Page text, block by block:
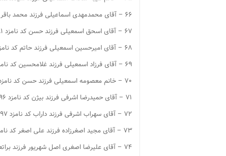
۶۶ – آقای محمدمهدی اسماعیلی فرزند محمد باقر کد نامزد ۱۶۷۵
۶۷ – آقای اسحق اسمعیلی فرزند حسن کد نامزد ۱۶۸۱
۶۸ – آقای امیرحسین اسمعیلی فرزند حاتم کد نامزد ۱۶۸۲
۶۹ – آقای فرزاد اسمعیلی فرزند غلامحسین کد نامزد ۱۶۸۵
۷۰ – خانم معصومه اسمعیلی فرزند حسن کد نامزد ۱۶۸۶
۷۱ – آقای حمیدرضا اشرفی فرزند بیژن کد نامزد ۱۶۹۶
۷۲ – آقای سهراب اشرفی فرزند داراب کد نامزد ۱۶۹۷
۷۳ – آقای مجید اصغرزاده فرزند علی اصغر کد نامزد ۱۷۲۱
۷۴ – آقای علیرضا اصغری اصل شهریور فرزند براتعلی کد نامزد ۱۷۲۵